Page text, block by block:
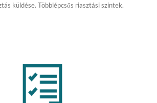
küldése. Többlépcsős riasztási szintek.